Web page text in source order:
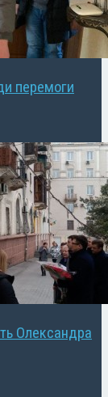
перемоги
Олександра